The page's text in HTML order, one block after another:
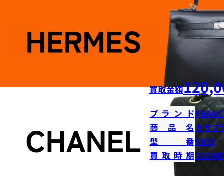
買取金額
ブランド
商品名カサブ
型番5850
買取時期2024